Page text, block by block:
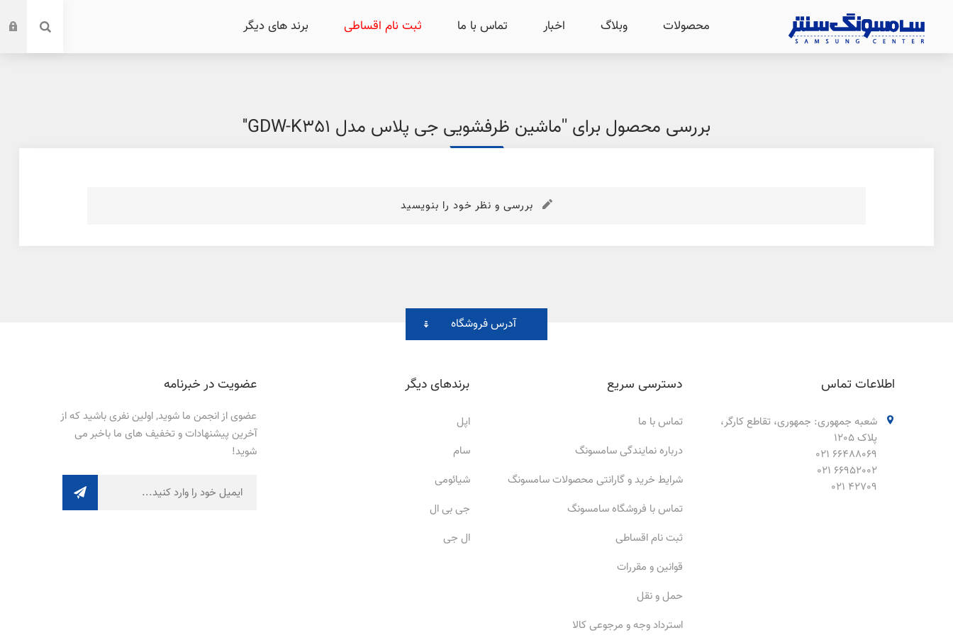
محصولات وبلاگ اخبار تماس با ما ثبت نام اقساطی برند های دیگر
بررسی محصول برای ماشین ظرفشویی جی پلاس مدل GDW-K351
بررسی و نظر خود را بنویسید
آدرس فروشگاه
اطلاعات تماس
شعبه جمهوری: جمهوری، تقاطع کارگر،
پلاک 1205
66488069 021
66952002 021
42709 021
دسترسی سریع
تماس با ما
درباره نمایندگی سامسونگ
شرایط خرید و گارانتی محصولات سامسونگ
تماس با فروشگاه سامسونگ
ثبت نام اقساطی
قوانین و مقررات
حمل و نقل
استرداد وجه و مرجوعی کالا
برندهای دیگر
اپل
سام
شیائومی
جی بی ال
ال جی
عضویت در خبرنامه
عضوی از انجمن ما شوید, اولین نفری باشید که از
آخرین پیشنهادات و تخفیف های ما باخبر می
شوید!